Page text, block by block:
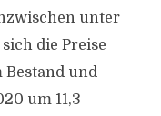
unter
die Preise
und
um 11,3